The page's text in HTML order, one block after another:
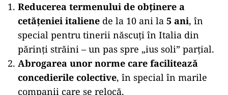
Reducerea termenului de obţinere a
cetăţeniei italiene de la 10 ani la 5 ani, în
special pentru tinerii născuţi în Italia din
părinţi străini – un pas spre „ius soli” parţial.
Abrogarea unor norme care facilitează
concedierile colective, în special în marile
companii care se relocă.